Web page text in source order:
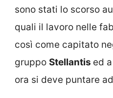
sono stati lo scorso
quali il lavoro nelle
così come capitato
gruppo Stellantis ed a
ora si deve puntare